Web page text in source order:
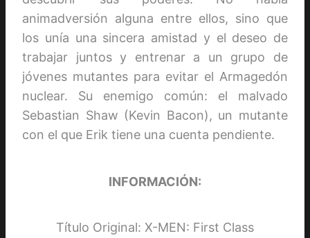
animadversión alguna entre ellos, sino que
los unía una sincera amistad y el deseo de
trabajar juntos y entrenar a un grupo de
jóvenes mutantes para evitar el Armagedón
nuclear. Su enemigo común: el malvado
Sebastian Shaw (Kevin Bacon), un mutante
con el que Erik tiene una cuenta pendiente.
INFORMACIÓN:
Título Original: X-MEN: First Class